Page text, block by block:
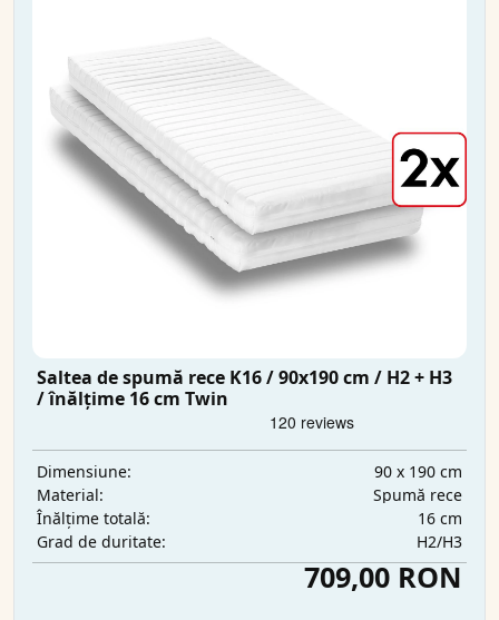
Saltea de spumă rece K16 / 90x190 cm / H2 + H3
/ înălțime 16 cm Twin
Dimensiune:
90 x 190 cm
Material:
Spumă rece
Înălțime totală:
16 cm
Grad de duritate:
H2/H3
709,00 RON